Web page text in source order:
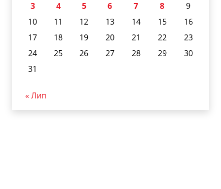
3
4 5 6 7 8
9
10
11 12 13 14 15
16
17
18 19 20 21 22
23
24
25 26 27 28 29
30
31
« Лип